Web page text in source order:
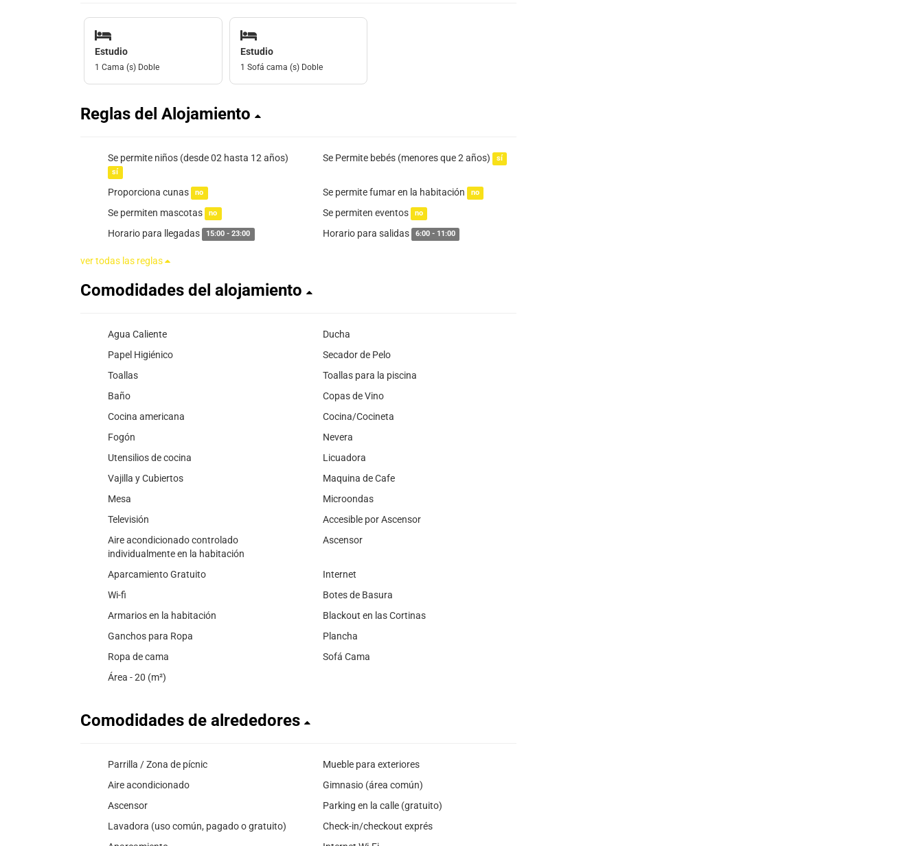
Estudio
1 Cama (s) Doble
Estudio
1 Sofá cama (s) Doble
Reglas del Alojamiento
Se permite niños (desde 02 hasta 12 años)
sí
Se Permite bebés (menores que 2 años) sí
Proporciona cunas no Se permite fumar en la habitación no
Se permiten mascotas no Se permiten eventos no
Horario para llegadas 15:00 - 23:00 Horario para salidas 6:00 - 11:00
ver todas las reglas
Comodidades del alojamiento
Agua Caliente
Ducha
Papel Higiénico
Secador de Pelo
Toallas
Toallas para la piscina
Baño
Copas de Vino
Cocina americana
Cocina/Cocineta
Fogón
Nevera
Utensilios de cocina
Licuadora
Vajilla y Cubiertos
Maquina de Cafe
Mesa
Microondas
Televisión
Accesible por Ascensor
Aire acondicionado controlado
individualmente en la habitación
Ascensor
Aparcamiento Gratuito
Internet
Wi-fi
Botes de Basura
Armarios en la habitación
Blackout en las Cortinas
Ganchos para Ropa
Plancha
Ropa de cama
Sofá Cama
Área - 20 (m²)
Comodidades de alrededores
Parrilla / Zona de pícnic
Mueble para exteriores
Aire acondicionado
Gimnasio (área común)
Ascensor
Parking en la calle (gratuito)
Lavadora (uso común, pagado o gratuito)
Check-in/checkout exprés